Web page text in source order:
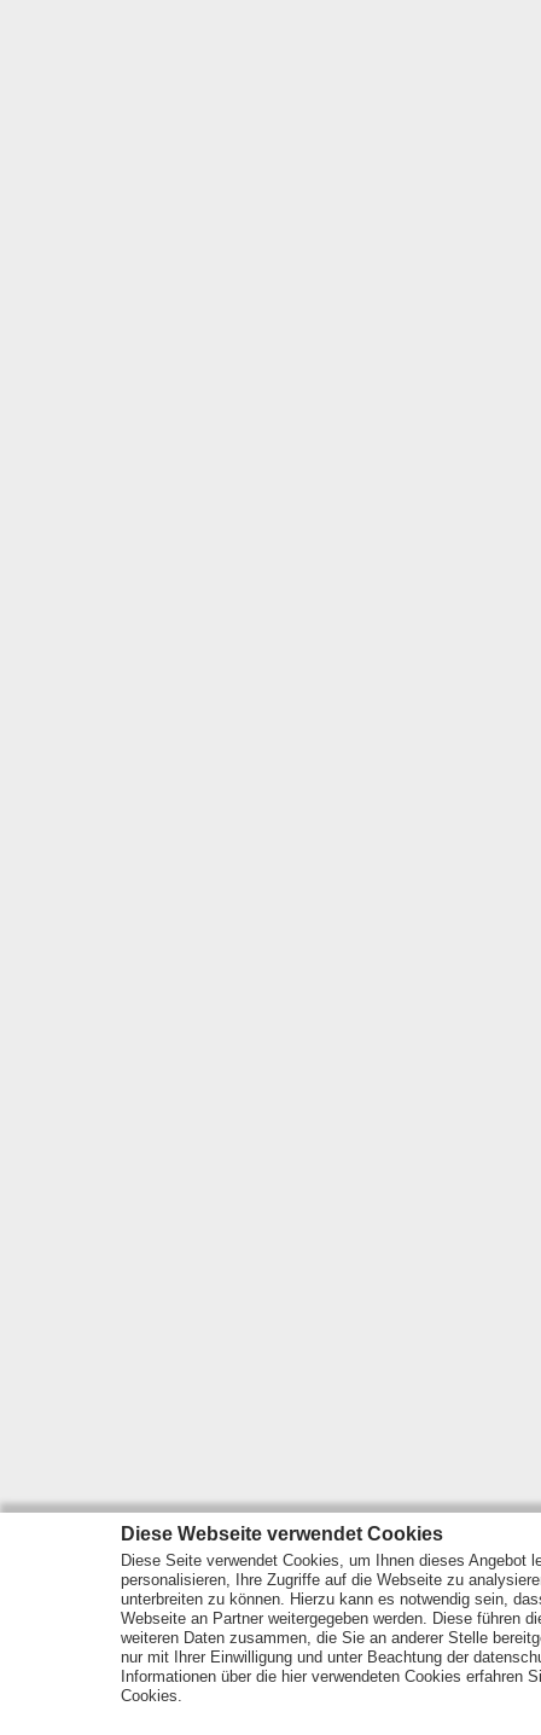
Diese Webseite verwendet Cookies
Diese Seite verwendet Cookies, um Ihnen dieses Angebot
personalisieren, Ihre Zugriffe auf die Webseite zu
unterbreiten zu können. Hierzu kann es notwendig sein,
Webseite an Partner weitergegeben werden. Diese führen
weiteren Daten zusammen, die Sie an anderer Stelle
nur mit Ihrer Einwilligung und unter Beachtung der
Informationen über die hier verwendeten Cookies erfahren
Cookies.